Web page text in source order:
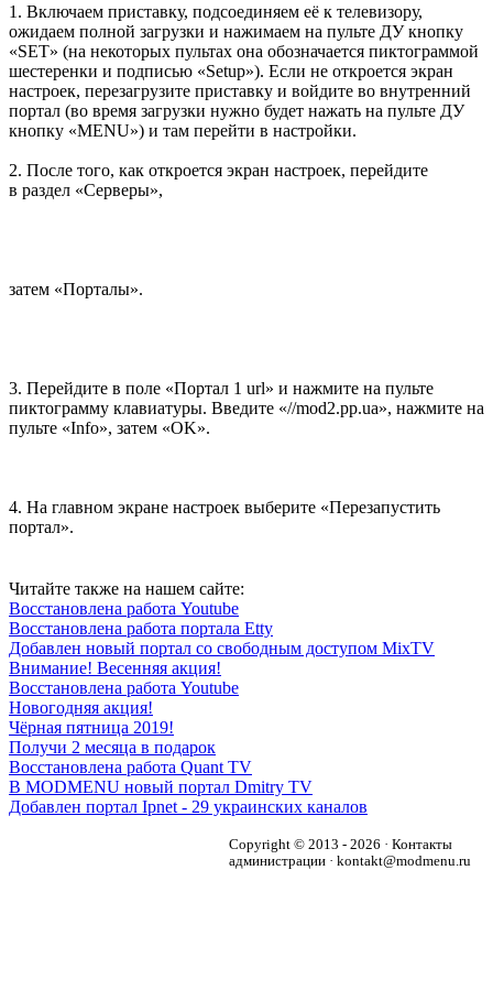
1. Включаем приставку, подсоединяем её к телевизору,
ожидаем полной загрузки и нажимаем на пульте ДУ кнопку
«SET» (на некоторых пультах она обозначается пиктограммой
шестеренки и подписью «Setup»). Если не откроется экран
настроек, перезагрузите приставку и войдите во внутренний
портал (во время загрузки нужно будет нажать на пульте ДУ
кнопку «MENU») и там перейти в настройки.
2. После того, как откроется экран настроек, перейдите
в раздел «Серверы»,
затем «Порталы».
3. Перейдите в поле «Портал 1 url» и нажмите на пульте
пиктограмму клавиатуры. Введите «//mod2.pp.ua», нажмите на
пульте «Info», затем «OK».
4. На главном экране настроек выберите «Перезапустить
портал».
Читайте также на нашем сайте:
Восстановлена работа Youtube
Восстановлена работа портала Etty
Добавлен новый портал со свободным доступом MixTV
Внимание! Весенняя акция!
Восстановлена работа Youtube
Новогодняя акция!
Чёрная пятница 2019!
Получи 2 месяца в подарок
Восстановлена работа Quant TV
В MODMENU новый портал Dmitry TV
Добавлен портал Ipnet - 29 украинских каналов
Copyright © 2013 - 2026 · Контакты
администрации · kontakt@modmenu.ru